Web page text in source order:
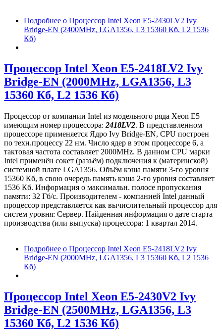
Подробнее о Процессор Intel Xeon E5-2430LV2 Ivy
Bridge-EN (2400MHz, LGA1356, L3 15360 Кб, L2 1536
Кб)
Процессор Intel Xeon E5-2418LV2 Ivy
Bridge-EN (2000MHz, LGA1356, L3
15360 Кб, L2 1536 Кб)
Процессор от компании Intel из модельного ряда Xeon E5
имеющим номер процессора: 2418LV2. В представленном
процессоре применяется Ядро Ivy Bridge-EN, CPU построен
по техн.процессу 22 нм. Число ядер в этом процессоре 6, а
тактовая частота составляет 2000MHz. В данном CPU марки
Intel применён сокет (разъём) подключения к (материнской)
системной плате LGA1356. Объём кэша памяти 3-го уровня
15360 Кб, в свою очередь память кэша 2-го уровня составляет
1536 Кб. Информация о максимальн. полосе пропускания
памяти: 32 Гб/с. Производителем - компанией Intel данный
процессор представляется как вычислительный процессор для
систем уровня: Сервер. Найденная информация о дате старта
производства (или выпуска) процессора: 1 квартал 2014.
Подробнее о Процессор Intel Xeon E5-2418LV2 Ivy
Bridge-EN (2000MHz, LGA1356, L3 15360 Кб, L2 1536
Кб)
Процессор Intel Xeon E5-2430V2 Ivy
Bridge-EN (2500MHz, LGA1356, L3
15360 Кб, L2 1536 Кб)